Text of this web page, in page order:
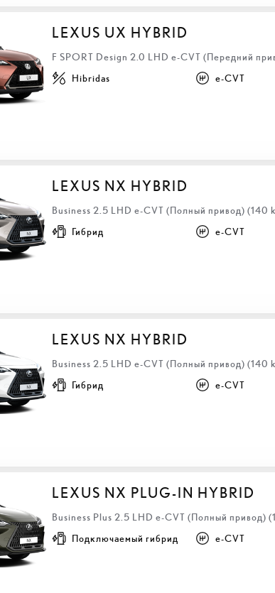
LEXUS UX HYBRID
F SPORT Design 2.0 LHD e-CVT (Передний
Hibridas e-CVT
LEXUS NX HYBRID
Business 2.5 LHD e-CVT (Полный привод) (140
Гибрид e-CVT
LEXUS NX HYBRID
Business 2.5 LHD e-CVT (Полный привод) (140
Гибрид e-CVT
LEXUS NX PLUG-IN HYBRID
Business Plus 2.5 LHD e-CVT (Полный привод)
Подключаемый гибрид e-CVT